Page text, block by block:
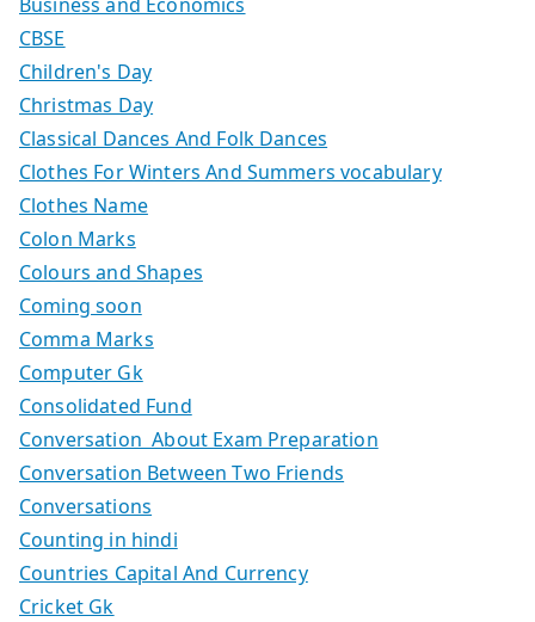
CBSE
Children's Day
Christmas Day
Classical Dances And Folk Dances
Clothes For Winters And Summers vocabulary
Clothes Name
Colon Marks
Colours and Shapes
Coming soon
Comma Marks
Computer Gk
Consolidated Fund
Conversation About Exam Preparation
Conversation Between Two Friends
Conversations
Counting in hindi
Countries Capital And Currency
Cricket Gk